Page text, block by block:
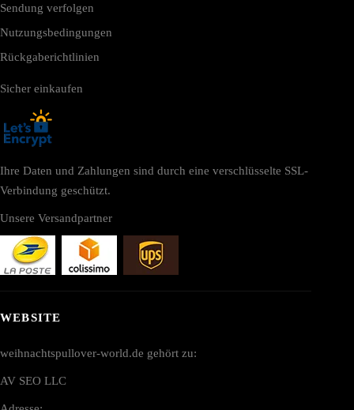
Sendung verfolgen
Nutzungsbedingungen
Rückgaberichtlinien
Sicher einkaufen
Ihre Daten und Zahlungen sind durch eine verschlüsselte SSL-
Verbindung geschützt.
Unsere Versandpartner
WEBSITE
weihnachtspullover-world.de gehört zu:
AV SEO LLC